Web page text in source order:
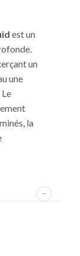
est un
un
une
la